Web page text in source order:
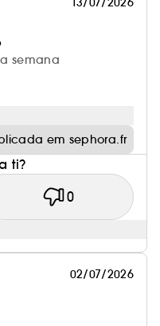
semana
em sephora.fr
ti?
0
02/07/2026